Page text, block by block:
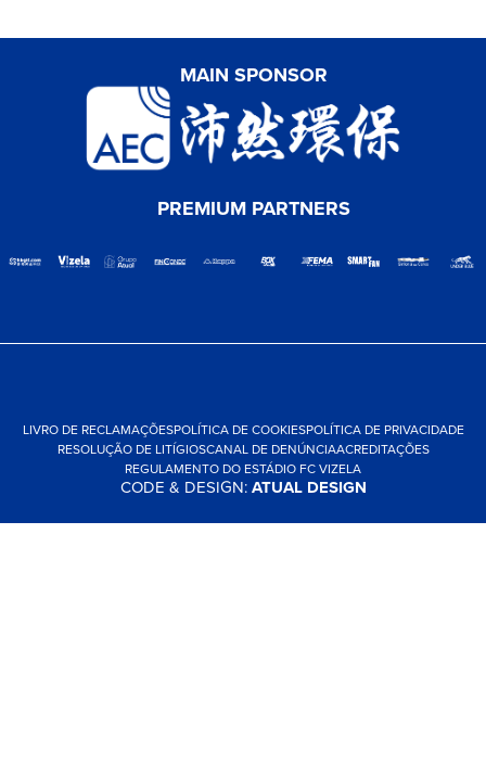
MAIN SPONSOR
PREMIUM PARTNERS
LIVRO DE RECLAMAÇÕESPOLÍTICA DE COOKIESPOLÍTICA DE PRIVACIDADE
RESOLUÇÃO DE LITÍGIOSCANAL DE DENÚNCIAACREDITAÇÕES
REGULAMENTO DO ESTÁDIO FC VIZELA
CODE & DESIGN:ATUAL DESIGN